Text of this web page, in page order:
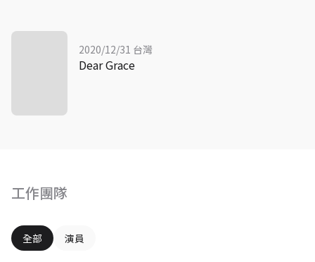
工作團隊
全部 演員
2020/12/31 台灣
Dear Grace